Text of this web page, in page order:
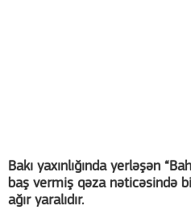
Bakı yaxınlığında yerləşən
baş vermiş qəza nəticəsində
ağır yaralıdır.